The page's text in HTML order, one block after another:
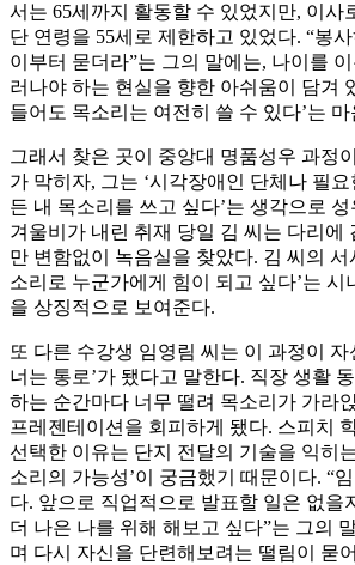
서는 65세까지 활동할 수 있었지만, 이사
단 연령을 55세로 제한하고 있었다. “봉
이부터 묻더라”는 그의 말에는, 나이를
러나야 하는 현실을 향한 아쉬움이 담겨
들어도 목소리는 여전히 쓸 수 있다’는
그래서 찾은 곳이 중앙대 명품성우 과정
가 막히자, 그는 ‘시각장애인 단체나 필
든 내 목소리를 쓰고 싶다’는 생각으로
겨울비가 내린 취재 당일 김 씨는 다리에
만 변함없이 녹음실을 찾았다. 김 씨의 서
소리로 누군가에게 힘이 되고 싶다’는 시
을 상징적으로 보여준다.
또 다른 수강생 임영림 씨는 이 과정이 자
너는 통로’가 됐다고 말한다. 직장 생활
하는 순간마다 너무 떨려 목소리가 가라
프레젠테이션을 회피하게 됐다. 스피치
선택한 이유는 단지 전달의 기술을 익히
소리의 가능성’이 궁금했기 때문이다. “
다. 앞으로 직업적으로 발표할 일은 없을
더 나은 나를 위해 해보고 싶다”는 그의
며 다시 자신을 단련해보려는 떨림이 묻